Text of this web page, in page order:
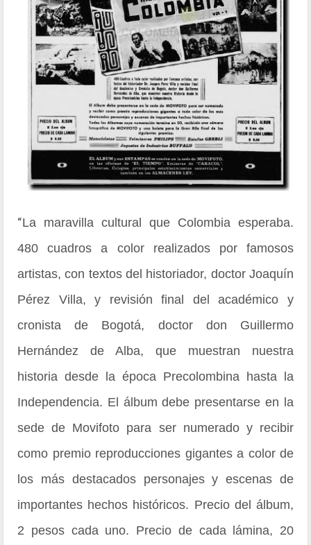
“La maravilla cultural que Colombia esperaba.
480 cuadros a color realizados por famosos
artistas, con textos del historiador, doctor Joaquín
Pérez Villa, y revisión final del académico y
cronista de Bogotá, doctor don Guillermo
Hernández de Alba, que muestran nuestra
historia desde la época Precolombina hasta la
Independencia. El álbum debe presentarse en la
sede de Movifoto para ser numerado y recibir
como premio reproducciones gigantes a color de
los más destacados personajes y escenas de
importantes hechos históricos. Precio del álbum,
2 pesos cada uno. Precio de cada lámina, 20